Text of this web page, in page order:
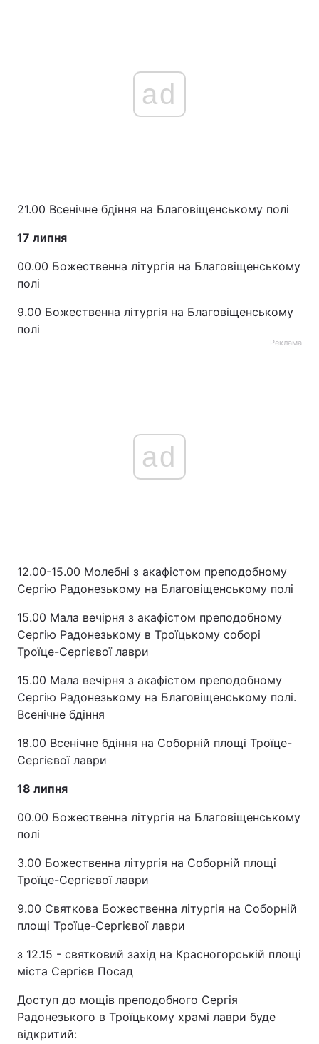
ad
21.00 Всенічне бдіння на Благовіщенському полі
17 липня
00.00 Божественна літургія на Благовіщенському
полі
9.00 Божественна літургія на Благовіщенському
полі
Реклама
ad
12.00-15.00 Молебні з акафістом преподобному
Сергію Радонезькому на Благовіщенському полі
15.00 Мала вечірня з акафістом преподобному
Сергію Радонезькому в Троїцькому соборі
Троїце-Сергієвої лаври
15.00 Мала вечірня з акафістом преподобному
Сергію Радонезькому на Благовіщенському полі.
Всенічне бдіння
18.00 Всенічне бдіння на Соборній площі Троїце-
Сергієвої лаври
18 липня
00.00 Божественна літургія на Благовіщенському
полі
3.00 Божественна літургія на Соборній площі
Троїце-Сергієвої лаври
9.00 Святкова Божественна літургія на Соборній
площі Троїце-Сергієвої лаври
з 12.15 - святковий захід на Красногорській площі
міста Сергієв Посад
Доступ до мощів преподобного Сергія
Радонезького в Троїцькому храмі лаври буде
відкритий: